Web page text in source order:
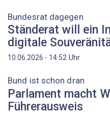
Bundesrat dagegen
Ständerat will ein
digitale
10.06.2026 - 14:52 Uhr
Bund ist schon dran
Parlament macht
Führerausweis